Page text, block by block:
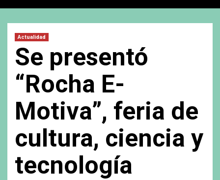
Actualidad
Se presentó
“Rocha E-
Motiva”, feria de
cultura, ciencia y
tecnología